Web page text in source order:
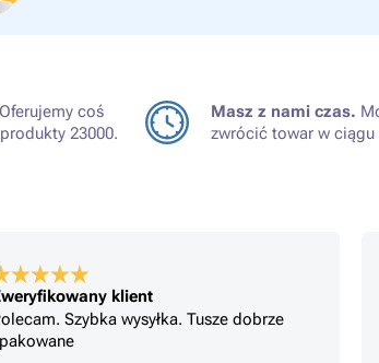
Oferujemy coś
23000.
Masz z nami czas.
zwrócić towar w ciągu
klient
Szybka wysyłka. Tusze dobrze